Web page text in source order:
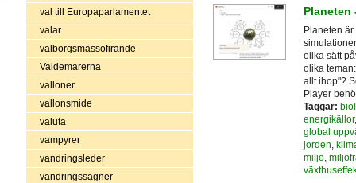
val till Europaparlamentet
valar
valborgsmässofirande
Valdemarerna
valloner
vallonsmide
valuta
vampyrer
vandringsleder
vandringssägner
Planeten
Planeten
olika sätt
olika
allt ihop"?
Player
Taggar:
energikällor
global
jorden,
miljö,